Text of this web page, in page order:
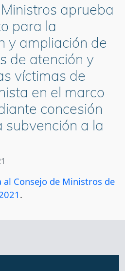
aprueba
para la
y ampliación de
de atención y
víctimas de
en el marco
concesión
subvención a la
Consejo de Ministros de
.